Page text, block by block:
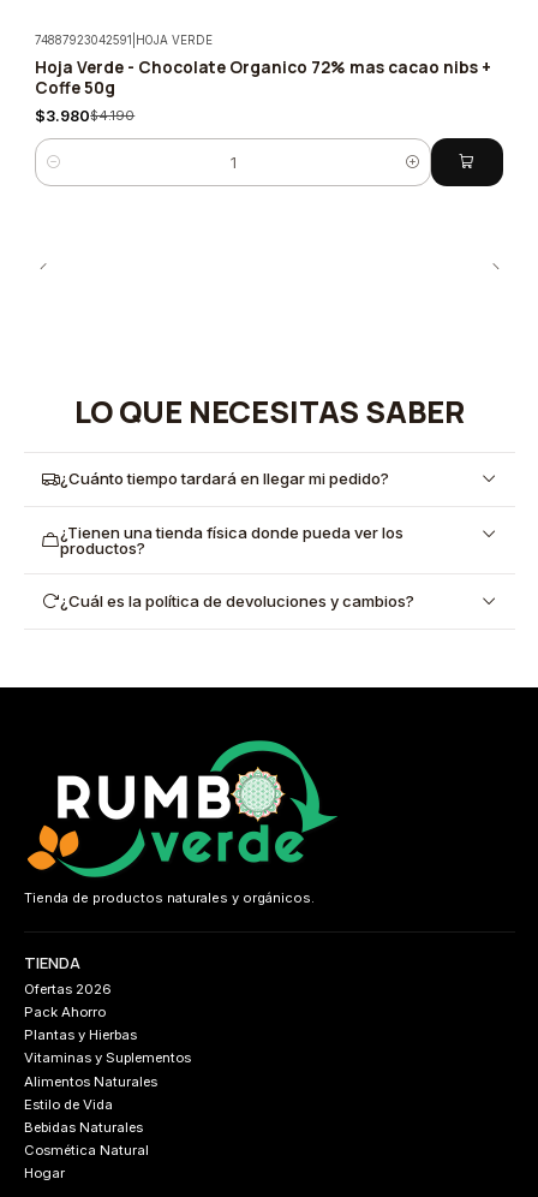
-5%
74887923042591 HOJA VERDE
Hoja Verde - Chocolate Organico 72% mas cacao nibs +
Coffe 50g
$3.980$4.190
Cantidad
LO QUE NECESITAS SABER
¿Cuánto tiempo tardará en llegar mi pedido?
¿Tienen una tienda física donde pueda ver los
productos?
¿Cuál es la política de devoluciones y cambios?
Tienda de productos naturales y orgánicos.
TIENDA
Ofertas 2026
Pack Ahorro
Plantas y Hierbas
Vitaminas y Suplementos
Alimentos Naturales
Estilo de Vida
Bebidas Naturales
Cosmética Natural
Hogar